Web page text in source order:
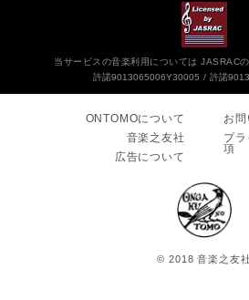
当サービスの音楽利用については JASRAC
許諾9013065006Y30005
許諾
ONTOMOについて
音楽之友社
広告について
お
プ
項
© 2018 音楽之友社